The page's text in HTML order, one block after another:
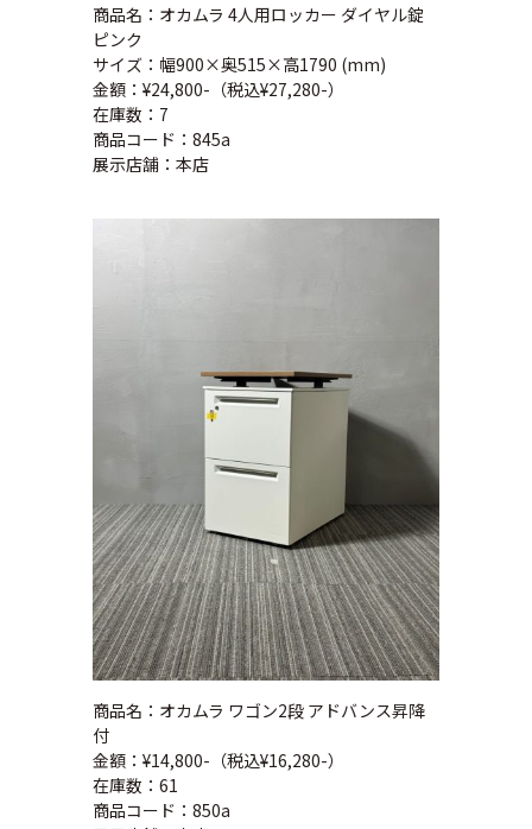
商品名：オカムラ 4人用ロッカー ダイヤル錠
ピンク
サイズ：幅900×奥515×高1790 (mm)
金額：¥24,800-（税込¥27,280-）
在庫数：7
商品コード：845a
展示店舗：本店
商品名：オカムラ ワゴン2段 アドバンス昇降
付
金額：¥14,800-（税込¥16,280-）
在庫数：61
商品コード：850a